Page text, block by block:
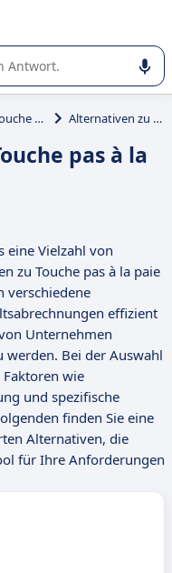
oder Auswahl
Touche pas à la paie Alternativen zu Touche pas à la paie
pas à la
eine Vielzahl von
zu Touche pas à la paie
verschiedene
effizient
Unternehmen
werden. Bei der Auswahl
wie
und spezifische
finden Sie eine
Alternativen, die
für Ihre Anforderungen